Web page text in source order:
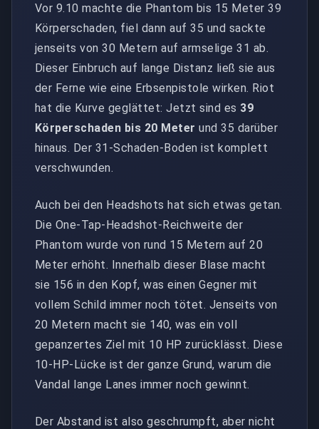
Vor 9.10 machte die Phantom bis 15 Meter 39
Körperschaden, fiel dann auf 35 und sackte
jenseits von 30 Metern auf armselige 31 ab.
Dieser Einbruch auf lange Distanz ließ sie aus
der Ferne wie eine Erbsenpistole wirken. Riot
hat die Kurve geglättet: Jetzt sind es 39
Körperschaden bis 20 Meter und 35 darüber
hinaus. Der 31-Schaden-Boden ist komplett
verschwunden.
Auch bei den Headshots hat sich etwas getan.
Die One-Tap-Headshot-Reichweite der
Phantom wurde von rund 15 Metern auf 20
Meter erhöht. Innerhalb dieser Blase macht
sie 156 in den Kopf, was einen Gegner mit
vollem Schild immer noch tötet. Jenseits von
20 Metern macht sie 140, was ein voll
gepanzertes Ziel mit 10 HP zurücklässt. Diese
10-HP-Lücke ist der ganze Grund, warum die
Vandal lange Lanes immer noch gewinnt.
Der Abstand ist also geschrumpft, aber nicht